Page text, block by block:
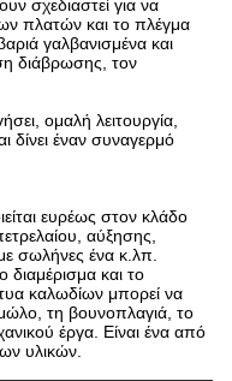
σχεδιαστεί για να
πλατών και το πλέγμα
γαλβανισμένα και
διάβρωσης, τον
ομαλή λειτουργία,
έναν συναγερμό
ευρέως στον κλάδο
αύξησης,
σωλήνες ένα κ.λπ.
διαμέρισμα και το
καλωδίων μπορεί να
τη βουνοπλαγιά, το
έργα. Είναι ένα από
υλικών.